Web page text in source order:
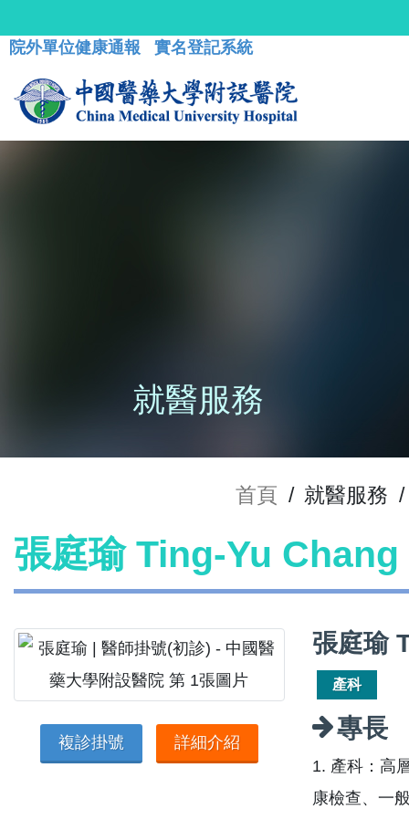
院外單位健康通報 實名登記系統
就醫服務
首頁 / 就醫服務 /
張庭瑜 Ting-Yu
複診掛號 詳細介紹
張庭瑜
產科
專長
1. 產科：高
康檢查、一